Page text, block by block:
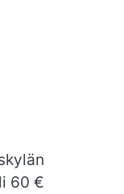
60 €